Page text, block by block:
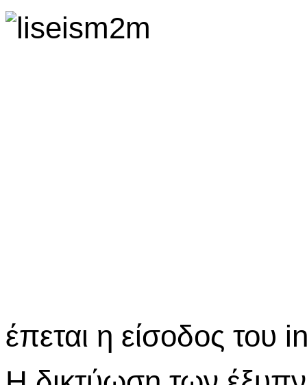
έπεται η είσοδος του